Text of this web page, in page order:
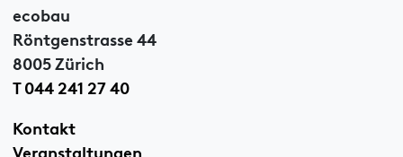
ecobau
Röntgenstrasse 44
8005 Zürich
T 044 241 27 40
Kontakt
Veranstaltungen